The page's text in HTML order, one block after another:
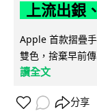
上流出銀
Apple 首款摺疊
雙色，捨棄早前
讀全文
分享